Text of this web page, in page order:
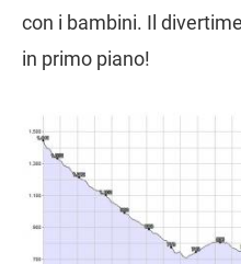
con i bambini. Il
in primo piano!